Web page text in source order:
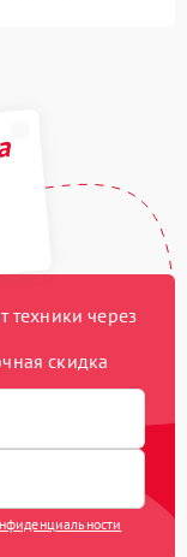
техники через
скидка